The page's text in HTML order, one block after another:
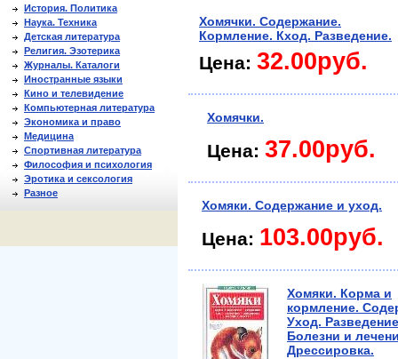
История. Политика
Наука. Техника
Детская литература
Религия. Эзотерика
Журналы. Каталоги
Иностранные языки
Кино и телевидение
Компьютерная литература
Экономика и право
Медицина
Спортивная литература
Философия и психология
Эротика и сексология
Разное
Хомячки. Содержание.
Кормление. Кход. Разведение.
Цена: 32.00руб.
Хомячки.
Цена: 37.00руб.
Хомяки. Содержание и уход.
Цена: 103.00руб.
Хомяки. Корма и
кормление.
Уход.
Болезни и
Дрессировка.